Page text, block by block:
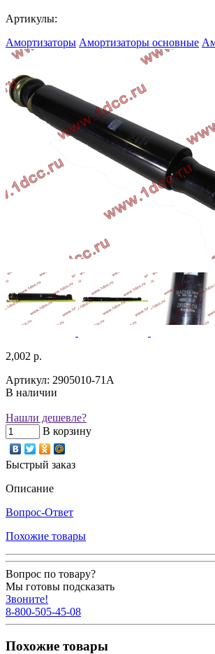
Артикулы:
Амортизаторы Амортизаторы основные
2,002 р.
Артикул: 2905010-71A
В наличии
Нашли дешевле?
В корзину
Быстрый заказ
Описание
Вопрос-Ответ
Похожие товары
Вопрос по товару?
Мы готовы подсказать
Звоните!
8-800-505-45-08
Похожие товары